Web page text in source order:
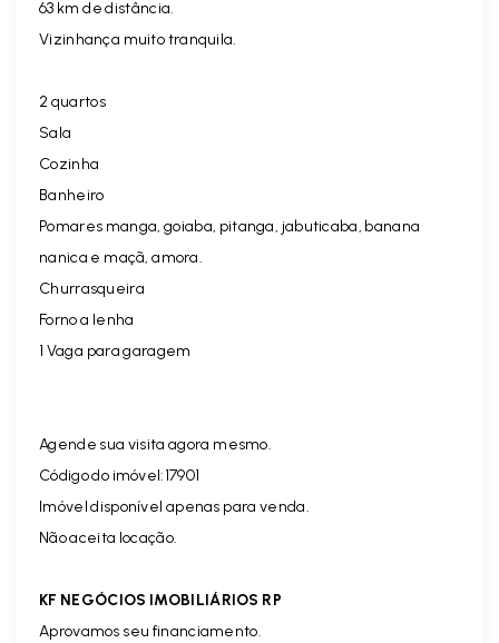
63 km de distância.
Vizinhança muito tranquila.
2 quartos
Sala
Cozinha
Banheiro
Pomares manga, goiaba, pitanga, jabuticaba, banana
nanica e maçã, amora.
Churrasqueira
Forno a lenha
1 Vaga para garagem
Agende sua visita agora mesmo.
Código do imóvel:17901
Imóvel disponível apenas para venda.
Não aceita locação.
KF NEGÓCIOS IMOBILIÁRIOS RP
Aprovamos seu financiamento.